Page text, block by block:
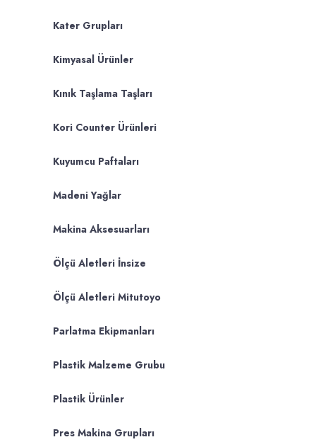
Kater Grupları
Kimyasal Ürünler
Kınık Taşlama Taşları
Kori Counter Ürünleri
Kuyumcu Paftaları
Madeni Yağlar
Makina Aksesuarları
Ölçü Aletleri İnsize
Ölçü Aletleri Mitutoyo
Parlatma Ekipmanları
Plastik Malzeme Grubu
Plastik Ürünler
Pres Makina Grupları